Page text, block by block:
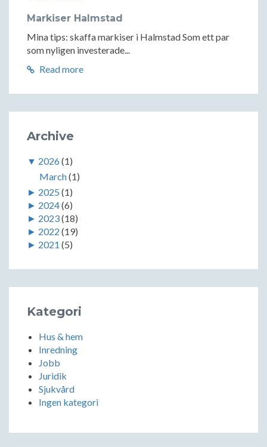
Markiser Halmstad
Mina tips: skaffa markiser i Halmstad Som ett par
som nyligen investerade...
Read more
Archive
▼ 2026(1)
March(1)
► 2025 (1)
► 2024(6)
► 2023(18)
► 2022 (19)
► 2021 (5)
Kategori
Hus & hem
Inredning
Jobb
Juridik
Sjukvård
Ingen kategori